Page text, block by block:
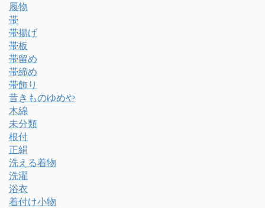
履物
帯
帯揚げ
帯板
帯留め
帯締め
帯飾り
昔きものゆめや
木綿
未分類
根付
正絹
洗える着物
洗濯
浴衣
着付け小物